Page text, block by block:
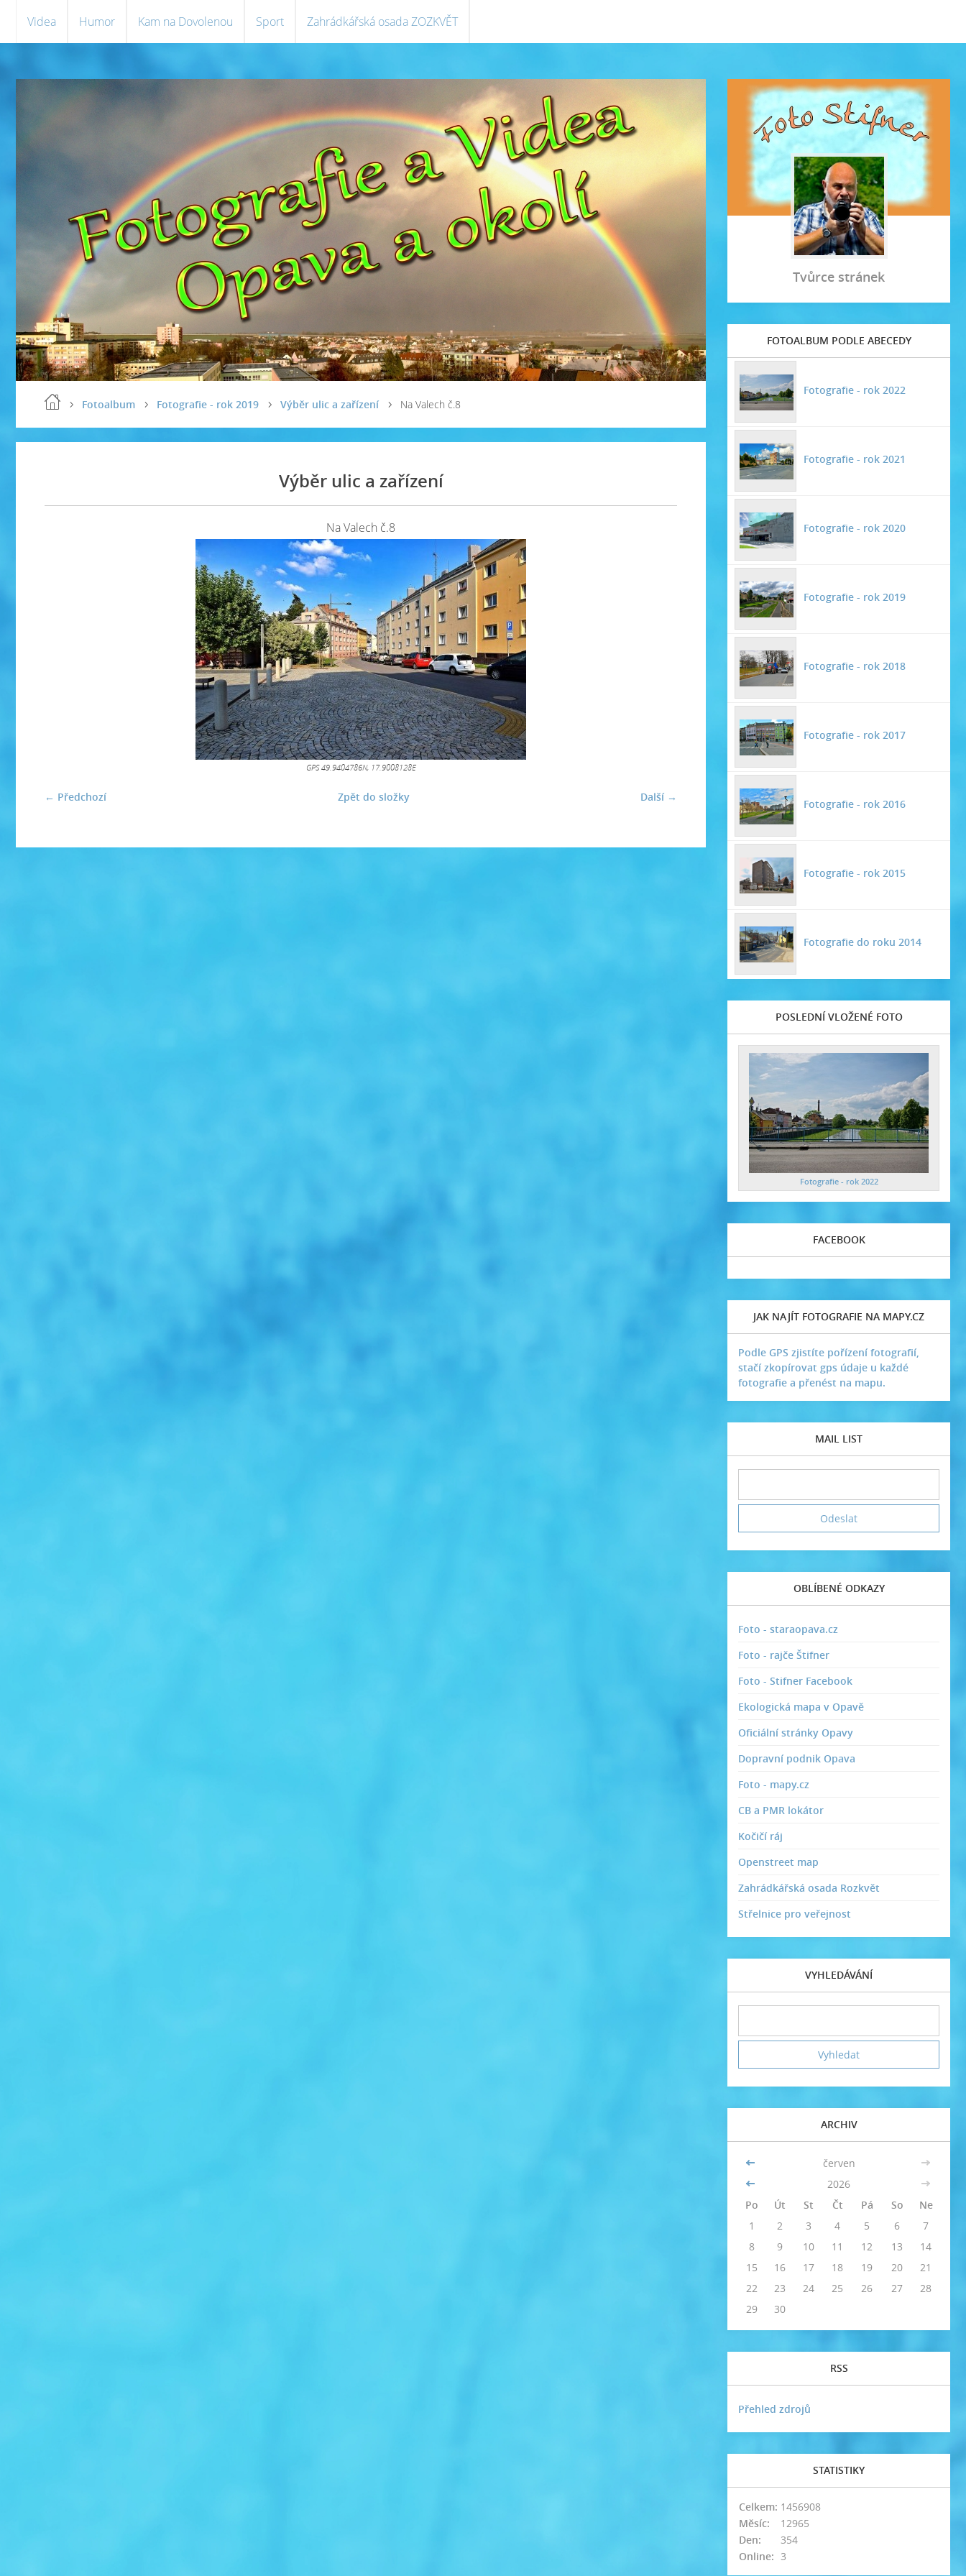
Videa Humor Kam na Dovolenou Sport Zahrádkářská osada ZOZKVĚT
Fotoalbum Fotografie - rok 2019 Výběr ulic a zařízení Na Valech č.8
Výběr ulic a zařízení
Na Valech č.8
GPS 49.9404786N, 17.9008128E
← Předchozí Další →
Zpět do složky
Tvůrce stránek
FOTOALBUM PODLE ABECEDY
Fotografie - rok 2022
Fotografie - rok 2021
Fotografie - rok 2020
Fotografie - rok 2019
Fotografie - rok 2018
Fotografie - rok 2017
Fotografie - rok 2016
Fotografie - rok 2015
Fotografie do roku 2014
POSLEDNÍ VLOŽENÉ FOTO
Fotografie - rok 2022
FACEBOOK
JAK NAJÍT FOTOGRAFIE NA MAPY.CZ
Podle GPS zjistíte pořízení fotografií,
stačí zkopírovat gps údaje u každé
fotografie a přenést na mapu.
MAIL LIST
OBLÍBENÉ ODKAZY
Foto - staraopava.cz
Foto - rajče Štifner
Foto - Stifner Facebook
Ekologická mapa v Opavě
Oficiální stránky Opavy
Dopravní podnik Opava
Foto - mapy.cz
CB a PMR lokátor
Kočičí ráj
Openstreet map
Zahrádkářská osada Rozkvět
Střelnice pro veřejnost
VYHLEDÁVÁNÍ
ARCHIV
<< červen
>>
<<
2026
>>
Po
Út St Čt Pá So
Ne
1
2 3 4 5 6
7
8
9 10 11 12 13
14
15
16 17 18 19 20
21
22
23 24 25 26 27
28
29
30
RSS
Přehled zdrojů
STATISTIKY
Online: 3
Celkem: 1456908
Měsíc:
12965
Den:
354